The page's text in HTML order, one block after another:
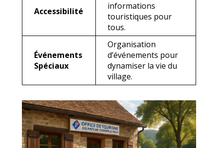
Accessibilité
informations
touristiques pour
tous.
Événements
Spéciaux
Organisation
d’événements pour
dynamiser la vie du
village.